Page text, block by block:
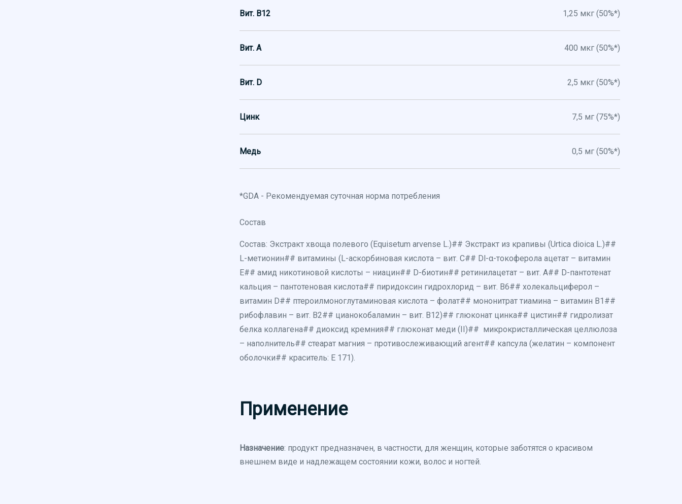
Вит. B12 1,25 мкг (50%*)
Вит. А 400 мкг (50%*)
Вит. D 2,5 мкг (50%*)
Цинк 7,5 мг (75%*)
Медь 0,5 мг (50%*)
*GDA - Рекомендуемая суточная норма потребления
Состав
Состав: Экстракт хвоща полевого (Equisetum arvense L.)## Экстракт из крапивы (Urtica dioica L.)##
L-метионин## витамины (L-аскорбиновая кислота – вит. C## Dl-α-токоферола ацетат – витамин
Е## амид никотиновой кислоты – ниацин## D-биотин## ретинилацетат – вит. A## D-пантотенат
кальция – пантотеновая кислота## пиридоксин гидрохлорид – вит. В6## холекальциферол –
витамин D## птероилмоноглутаминовая кислота – фолат## мононитрат тиамина – витамин В1##
рибофлавин – вит. B2## цианокобаламин – вит. В12)## глюконат цинка## цистин## гидролизат
белка коллагена## диоксид кремния## глюконат меди (II)## микрокристаллическая целлюлоза
– наполнитель## стеарат магния – противослеживающий агент## капсула (желатин – компонент
оболочки## краситель: E 171).
Применение
Назначение: продукт предназначен, в частности, для женщин, которые заботятся о красивом
внешнем виде и надлежащем состоянии кожи, волос и ногтей.